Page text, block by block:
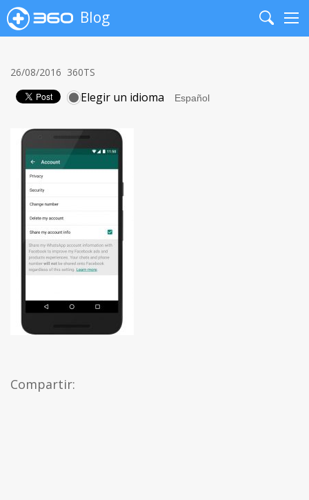
Blog
Search
26/08/2016 360TS
Elegir un idioma
Compartir: